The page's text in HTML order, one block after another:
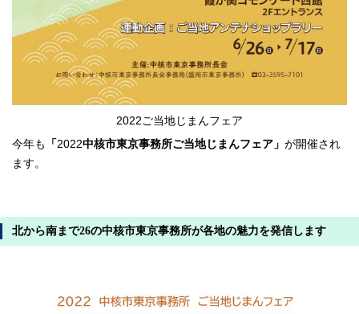
2022ご当地じまんフェア
今年も
「 2022中核市東京事務所ご当地じまんフェア」 が開催され
ます。
北から南まで26の中核市東京事務所が各地の魅力を発信します